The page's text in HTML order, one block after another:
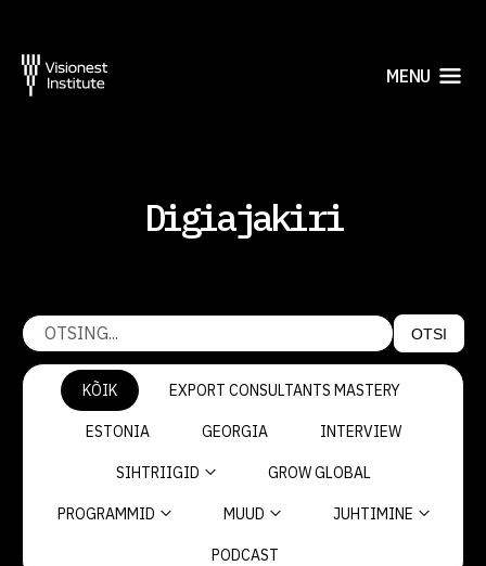
MENU
Digiajakiri
OTSI
KÕIK EXPORT CONSULTANTS MASTERY
ESTONIA GEORGIA INTERVIEW
SIHTRIIGID GROW GLOBAL
PROGRAMMID MUUD JUHTIMINE
PODCAST